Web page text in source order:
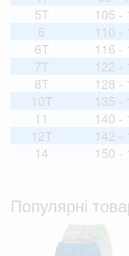
5T
105 -
6
110 -
6T
116 -
7T
122 -
8T
128 -
10T
135 -
11
140 -
12T
142 -
14
150 -
Популярні